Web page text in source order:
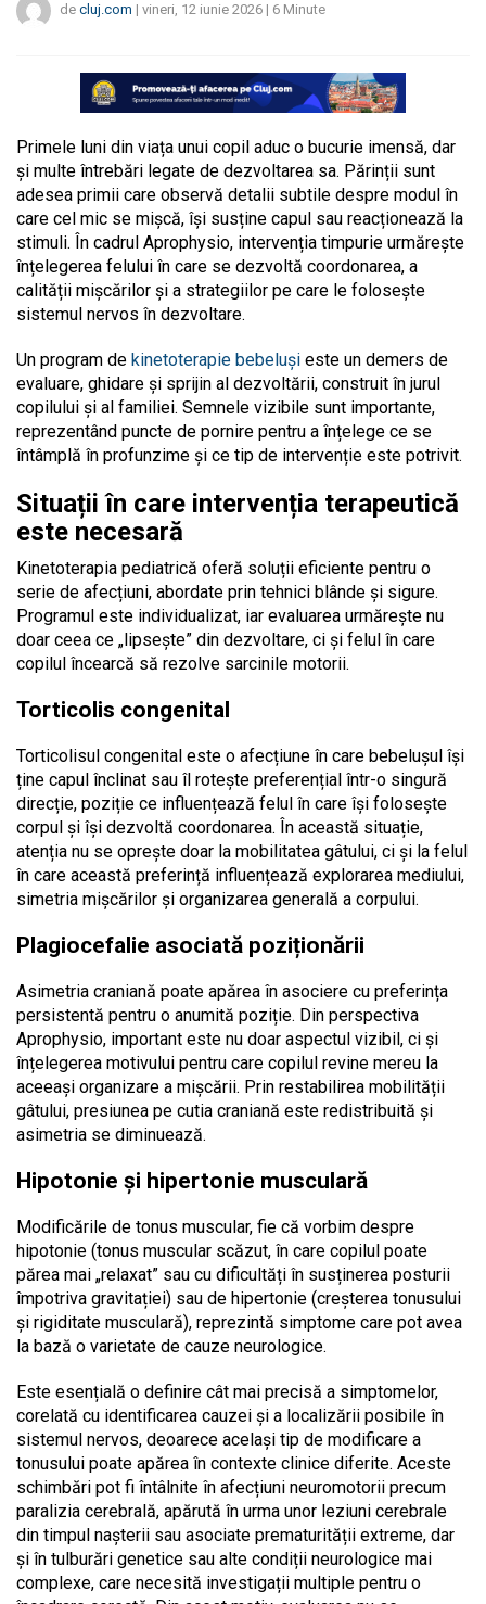
de cluj.com | vineri, 12 iunie 2026 | 6 Minute
Primele luni din viața unui copil aduc o bucurie imensă, dar
și multe întrebări legate de dezvoltarea sa. Părinții sunt
adesea primii care observă detalii subtile despre modul în
care cel mic se mișcă, își susține capul sau reacționează la
stimuli. În cadrul Aprophysio, intervenția timpurie urmărește
înțelegerea felului în care se dezvoltă coordonarea, a
calității mișcărilor și a strategiilor pe care le folosește
sistemul nervos în dezvoltare.
Un program de kinetoterapie bebeluși este un demers de
evaluare, ghidare și sprijin al dezvoltării, construit în jurul
copilului și al familiei. Semnele vizibile sunt importante,
reprezentând puncte de pornire pentru a înțelege ce se
întâmplă în profunzime și ce tip de intervenție este potrivit.
Situații în care intervenția terapeutică
este necesară
Kinetoterapia pediatrică oferă soluții eficiente pentru o
serie de afecțiuni, abordate prin tehnici blânde și sigure.
Programul este individualizat, iar evaluarea urmărește nu
doar ceea ce „lipsește” din dezvoltare, ci și felul în care
copilul încearcă să rezolve sarcinile motorii.
Torticolis congenital
Torticolisul congenital este o afecțiune în care bebelușul își
ține capul înclinat sau îl rotește preferențial într-o singură
direcție, poziție ce influențează felul în care își folosește
corpul și își dezvoltă coordonarea. În această situație,
atenția nu se oprește doar la mobilitatea gâtului, ci și la felul
în care această preferință influențează explorarea mediului,
simetria mișcărilor și organizarea generală a corpului.
Plagiocefalie asociată poziționării
Asimetria craniană poate apărea în asociere cu preferința
persistentă pentru o anumită poziție. Din perspectiva
Aprophysio, important este nu doar aspectul vizibil, ci și
înțelegerea motivului pentru care copilul revine mereu la
aceeași organizare a mișcării. Prin restabilirea mobilității
gâtului, presiunea pe cutia craniană este redistribuită și
asimetria se diminuează.
Hipotonie și hipertonie musculară
Modificările de tonus muscular, fie că vorbim despre
hipotonie (tonus muscular scăzut, în care copilul poate
părea mai „relaxat” sau cu dificultăți în susținerea posturii
împotriva gravitației) sau de hipertonie (creșterea tonusului
și rigiditate musculară), reprezintă simptome care pot avea
la bază o varietate de cauze neurologice.
Este esențială o definire cât mai precisă a simptomelor,
corelată cu identificarea cauzei și a localizării posibile în
sistemul nervos, deoarece același tip de modificare a
tonusului poate apărea în contexte clinice diferite. Aceste
schimbări pot fi întâlnite în afecțiuni neuromotorii precum
paralizia cerebrală, apărută în urma unor leziuni cerebrale
din timpul nașterii sau asociate prematurității extreme, dar
și în tulburări genetice sau alte condiții neurologice mai
complexe, care necesită investigații multiple pentru o